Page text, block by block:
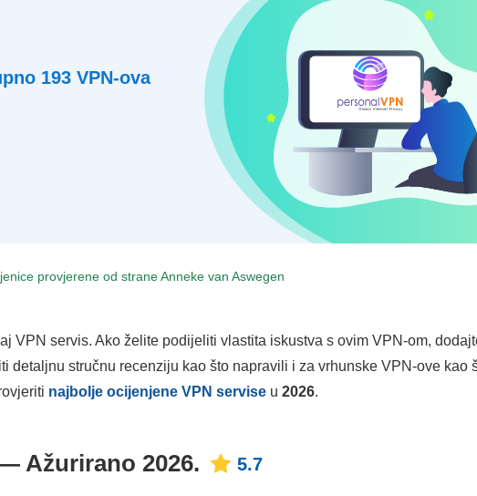
193 VPN-ova
provjerene od straneAnneke van Aswegen
VPN servis. Ako želite podijeliti vlastita iskustva s ovim VPN-om,
detaljnu stručnu recenziju kao što napravili i za vrhunske VPN-ove kao
najbolje ocijenjene VPN servise u 2026.
Ažurirano 2026. 5.7